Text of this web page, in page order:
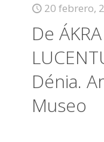
20 febrero,
De
Dénia.
Museo